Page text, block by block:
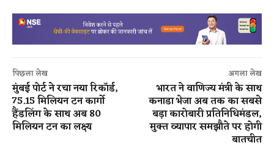
पिछला लेख
मुंबई पोर्ट ने रचा नया रिकॉर्ड,
75.15 मिलियन टन कार्गो
हैंडलिंग के साथ अब 80
मिलियन टन का लक्ष्य
अगला लेख
भारत ने वाणिज्य मंत्री के साथ
कनाडा भेजा अब तक का सबसे
बड़ा कारोबारी प्रतिनिधिमंडल,
मुक्त व्यापार समझौते पर होगी
बातचीत